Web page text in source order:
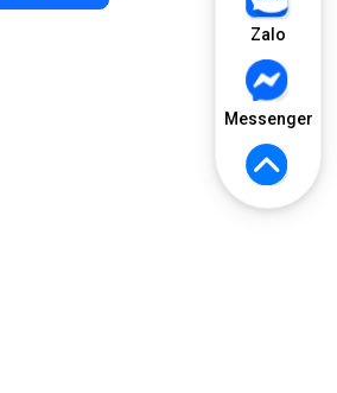
Zalo
Messenger